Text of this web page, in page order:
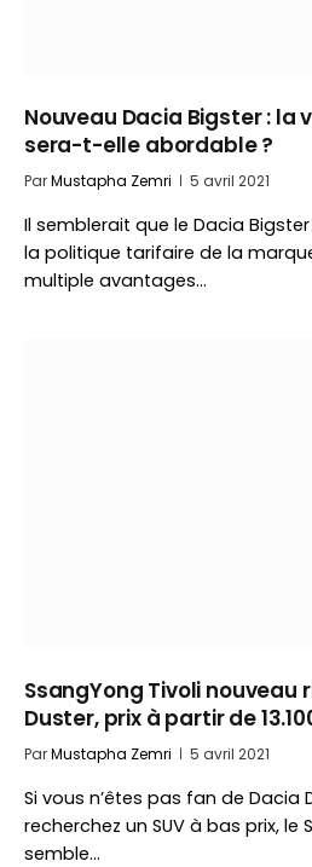
Nouveau Dacia Bigster : la
sera-t-elle abordable ?
ParMustapha Zemri 5 avril 2021
Il semblerait que le Dacia
la politique tarifaire de la
multiple avantages…
SsangYong Tivoli nouveau
Duster, prix à partir de
ParMustapha Zemri 5 avril 2021
Si vous n’êtes pas fan de Dacia
recherchez un SUV à bas prix, le
semble…